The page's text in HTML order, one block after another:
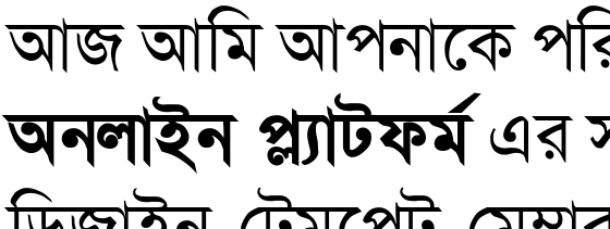
আজ আমি আপনাকে
অনলাইন প্ল্যাটফর্মএর